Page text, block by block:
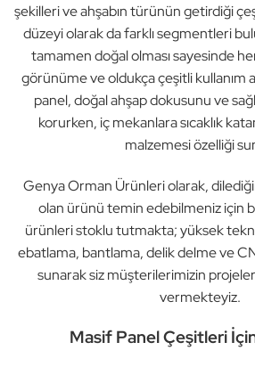
şekilleri ve ahşabın türünün getirdiği
düzeyi olarak da farklı segmentleri
tamamen doğal olması sayesinde
görünüme ve oldukça çeşitli kullanım
panel, doğal ahşap dokusunu ve
korurken, iç mekanlara sıcaklık
malzemesi özelliği
Genya Orman Ürünleri olarak,
olan ürünü temin edebilmeniz için
ürünleri stoklu tutmakta; yüksek
ebatlama, bantlama, delik delme ve
sunarak siz müşterilerimizin
vermekteyiz.
Masif Panel Çeşitleri İçin